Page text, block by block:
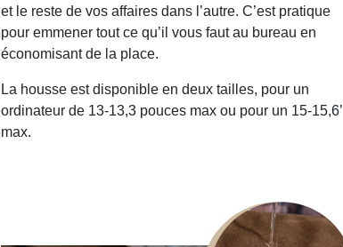
et le reste de vos affaires dans l’autre. C’est pratique
pour emmener tout ce qu’il vous faut au bureau en
économisant de la place.
La housse est disponible en deux tailles, pour un
ordinateur de 13-13,3 pouces max ou pour un 15-15,6’
max.